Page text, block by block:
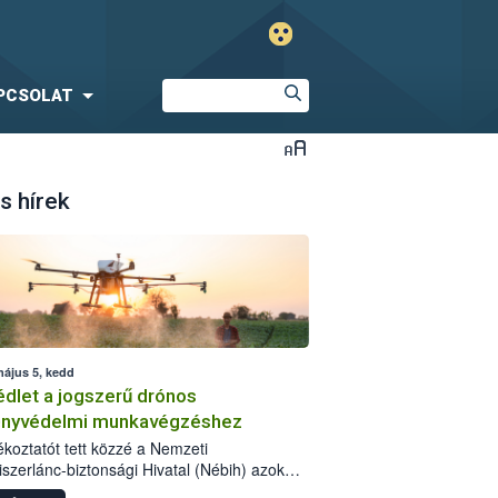
hírek
5, kedd
a jogszerű drónos
munkavégzéshez
tett közzé a Nemzeti
biztonsági Hivatal (Nébih) azok
akik drónnal szeretnének